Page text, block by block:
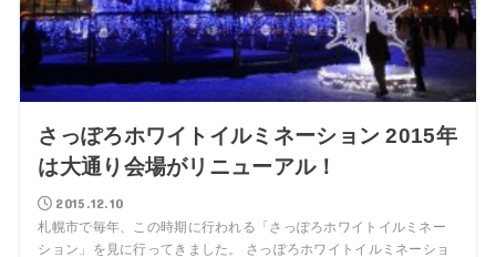
さっぽろホワイトイルミネーション 2015年
は大通り会場がリニューアル！
2015.12.10
札幌市で毎年、この時期に行われる「さっぽろホワイトイルミネー
ション」を見に行ってきました。 さっぽろホワイトイルミネーショ